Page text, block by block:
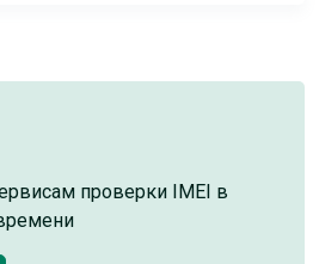
проверки IMEI в